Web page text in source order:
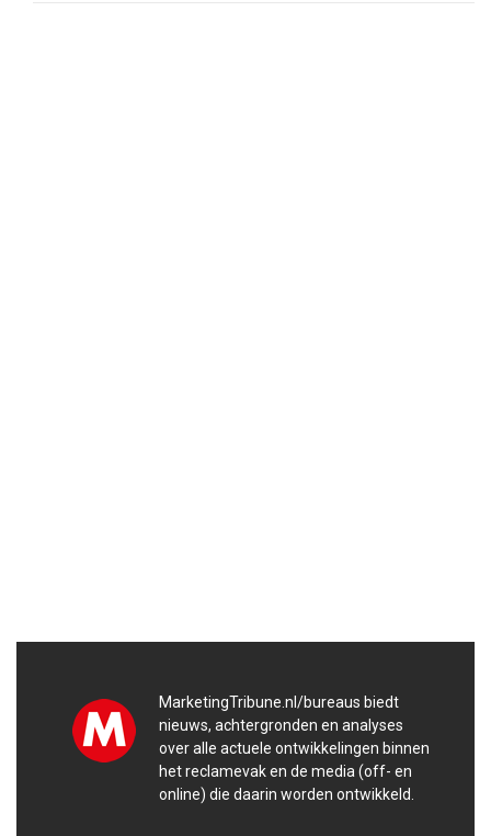
MarketingTribune.nl/bureaus biedt
nieuws, achtergronden en analyses
over alle actuele ontwikkelingen binnen
het reclamevak en de media (off- en
online) die daarin worden ontwikkeld.